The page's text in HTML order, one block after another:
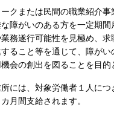
クまたは民間の職業紹介事
障がいのある方を一定期間
務遂行可能性を見極め、
ること等を通じて、障が
会の創出を図ることを目的
には、対象労働者１人に
月間支給されます。